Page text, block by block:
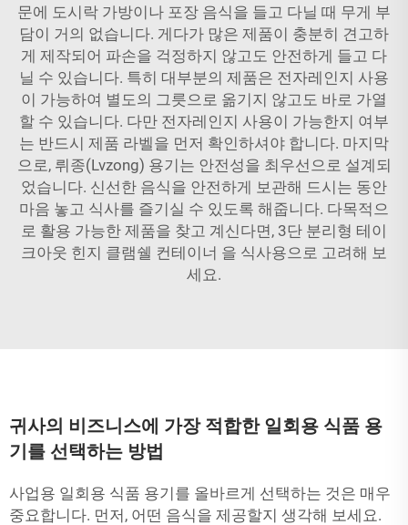
문에 도시락 가방이나 포장 음식을 들고 다닐 때 무게 부
담이 거의 없습니다. 게다가 많은 제품이 충분히 견고하
게 제작되어 파손을 걱정하지 않고도 안전하게 들고 다
닐 수 있습니다. 특히 대부분의 제품은 전자레인지 사용
이 가능하여 별도의 그릇으로 옮기지 않고도 바로 가열
할 수 있습니다. 다만 전자레인지 사용이 가능한지 여부
는 반드시 제품 라벨을 먼저 확인하셔야 합니다. 마지막
으로, 뤼종(Lvzong) 용기는 안전성을 최우선으로 설계되
었습니다. 신선한 음식을 안전하게 보관해 드시는 동안
마음 놓고 식사를 즐기실 수 있도록 해줍니다. 다목적으
로 활용 가능한 제품을 찾고 계신다면, 3단 분리형 테이
크아웃 힌지 클램쉘 컨테이너 을 식사용으로 고려해 보
세요.
귀사의 비즈니스에 가장 적합한 일회용 식품 용
기를 선택하는 방법
사업용 일회용 식품 용기를 올바르게 선택하는 것은 매우
중요합니다. 먼저, 어떤 음식을 제공할지 생각해 보세요.